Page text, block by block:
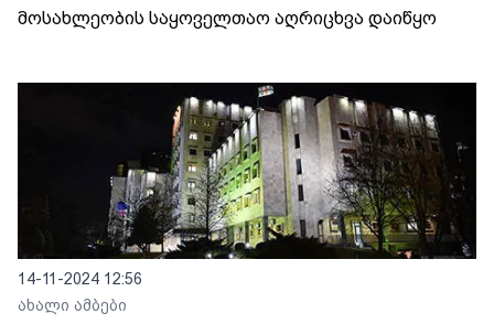
მოსახლეობის საყოველთაო აღრიცხვა დაიწყო
14-11-2024 12:56
ახალი ამბები